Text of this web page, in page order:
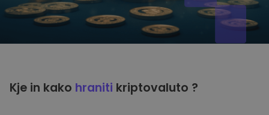
Kje in kako hraniti kriptovaluto ?